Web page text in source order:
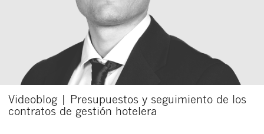
Videoblog | Presupuestos y seguimiento de los
contratos de gestión hotelera